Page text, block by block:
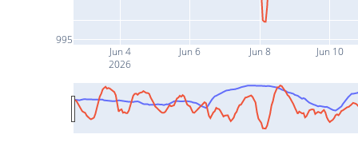
Jun 4
2026
Jun 6 Jun 8 Jun 10
995